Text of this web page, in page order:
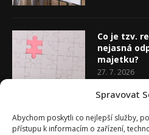
Spravovat
Abychom poskytli co nejlepší služby,
přístupu k informacím o zařízení,
Co je tzv.
nejasná
majetku?
27. 7. 2026
20. 7. 2026